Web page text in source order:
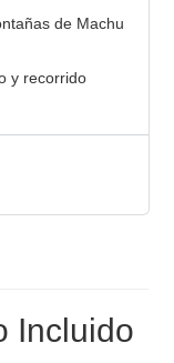
de Machu
y recorrido
Incluido